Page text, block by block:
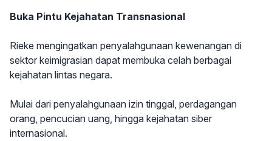
Buka Pintu Kejahatan Transnasional
Rieke mengingatkan penyalahgunaan kewenangan di
sektor keimigrasian dapat membuka celah berbagai
kejahatan lintas negara.
Mulai dari penyalahgunaan izin tinggal, perdagangan
orang, pencucian uang, hingga kejahatan siber
internasional.